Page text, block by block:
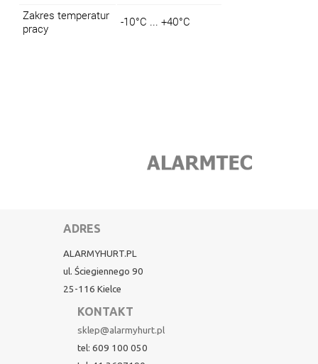
Zakres temperatur
pracy
-10°C ... +40°C
ADRES
ALARMYHURT.PL
ul. Ściegiennego 90
25-116 Kielce
KONTAKT
sklep@alarmyhurt.pl
tel: 609 100 050